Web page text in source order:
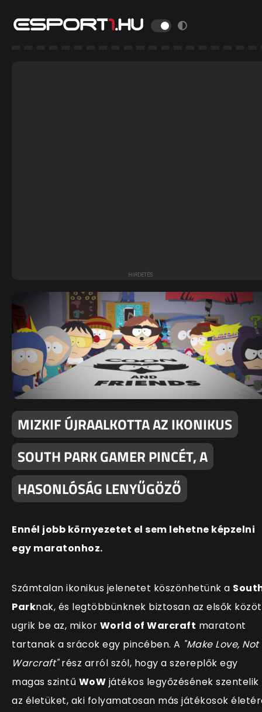
MIZKIF ÚJRAALKOTTA AZ IKONIKUS
SOUTH PARK GAMER PINCÉT, A
HASONLÓSÁG LENYŰGÖZŐ
Ennél jobb környezetet el sem lehetne képzelni
egy maratonhoz.
Számtalan ikonikus jelenetet köszönhetünk a
Parknak, és legtöbbünknek biztosan az elsők
ugrik be az, mikor World of Warcraft maratont
tartanak a srácok egy pincében. A "Make Love, Not
Warcraft"rész arról szól, hogy a szereplők egy
magas szintű WoW játékos legyőzésének szentelik
az életüket, aki folyamatosan más játékosok